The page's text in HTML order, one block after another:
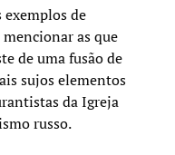
de
as que
de uma fusão de
sujos elementos
da Igreja
russo.